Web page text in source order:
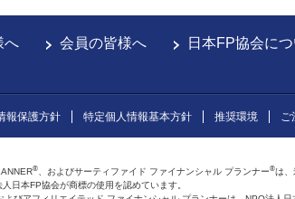
へ 会員の皆様へ 日本FP協会に
報保護方針 特定個人情報基本方針 推奨環境 ご
® 、およびサーティファイド ファイナンシャル プランナー®は
日本FP協会が商標の使用を認めています。